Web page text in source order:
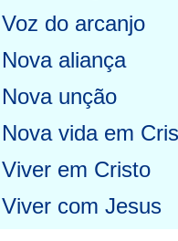
do arcanjo
aliança
unção
vida em
em Cristo
com Jesus